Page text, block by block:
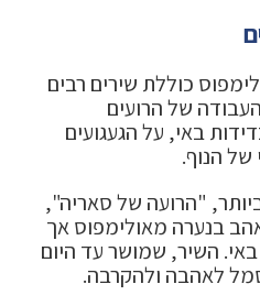
כוללת שירים רבים
של הרועים
באי, על הגעגועים
הנוף.
"הרועה של סאריה",
בנערה מאולימפוס אך
השיר, שמושר עד היום
לאהבה ולהקרבה.